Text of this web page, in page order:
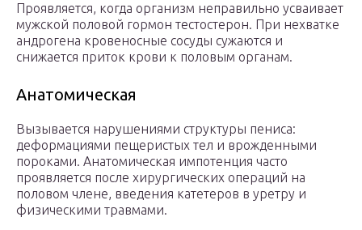
Проявляется, когда организм неправильно усваивает
мужской половой гормон тестостерон. При нехватке
андрогена кровеносные сосуды сужаются и
снижается приток крови к половым органам.
Анатомическая
Вызывается нарушениями структуры пениса:
деформациями пещеристых тел и врожденными
пороками. Анатомическая импотенция часто
проявляется после хирургических операций на
половом члене, введения катетеров в уретру и
физическими травмами.